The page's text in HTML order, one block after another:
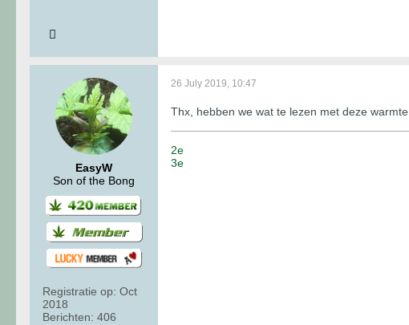
EasyW
Son of the Bong
Registratie op: Oct
2018
Berichten: 406
26 July 2019, 10:47
Thx, hebben we wat te lezen met deze warmte
2e
3e